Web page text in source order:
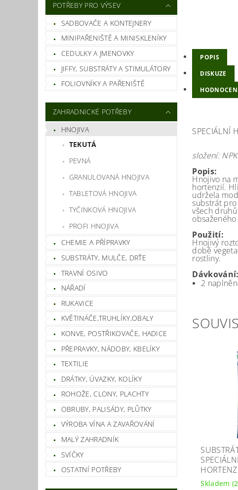
POTŘEBY PRO VÝSEV
SADBOVAČE A KONTEJNERY
MINIPAŘENIŠTĚ A MINISKLENÍKY
CEDULKY A JMENOVKY
JIFFY, SUBSTRÁTY A STIMULÁTORY
FOLIOVNÍKY A PAŘENIŠTĚ
ZAHRADNICKÉ POTŘEBY
HNOJIVA
TEKUTÁ
PEVNÁ
GRANULOVANÁ HNOJIVA
TABLETOVÁ HNOJIVA
TYČINKOVÁ HNOJIVA
PROFI HNOJIVA
CHEMIE A PŘÍPRAVKY
SUBSTRÁTY, MULČE, DRŤE
TRAVNÍ OSIVO
NÁŘADÍ
RUKAVICE
KVĚTINÁČE,TRUHLÍKY,OBALY
KONVE, POSTŘIKOVAČE, HADICE
PŘEPRAVKY, NÁDOBY, KBELÍKY
TEXTILIE
DRÁTKY, ÚVAZKY, KOLÍKY
ROHOŽE, CLONY, PLACHTY
OBRUBY, PALISÁDY, PLŮTKY
VÝROBA VÍNA A ZAVAŘOVÁNÍ
MALÝ ZAHRADNÍK
SVÍČKY
OSTATNÍ POTŘEBY
POPIS
DISKUZE
SPECIÁLNÍ
složení:
Popis:
Hnojivo na
hortenzií.
udržela
substrát
všech
Použití:
Hnojivý
době
rostliny.
Dávkování:
2
Skladem